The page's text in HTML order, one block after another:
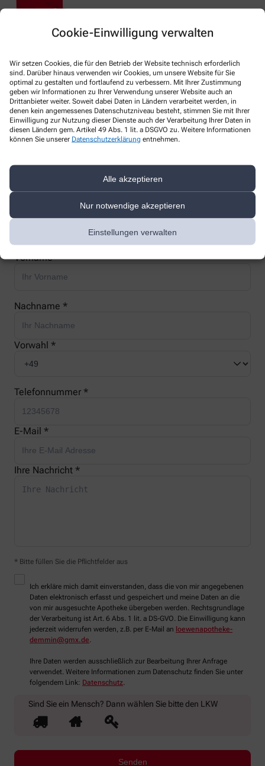
Cookie-Einwilligung verwalten
Wir setzen Cookies, die für den Betrieb der Website technisch erforderlich
sind. Darüber hinaus verwenden wir Cookies, um unsere Website für Sie
optimal zu gestalten und fortlaufend zu verbessern. Mit Ihrer Zustimmung
geben wir Informationen zu Ihrer Verwendung unserer Website auch an
Drittanbieter weiter. Soweit dabei Daten in Ländern verarbeitet werden, in
denen kein angemessenes Datenschutzniveau besteht, stimmen Sie mit Ihrer
Einwilligung zur Nutzung dieser Dienste auch der Verarbeitung Ihrer Daten in
diesen Ländern gem. Artikel 49 Abs. 1 lit. a DSGVO zu. Weitere Informationen
können Sie unserer Datenschutzerklärung entnehmen.
Alle akzeptieren
Nur notwendige akzeptieren
Einstellungen verwalten
Nachweis Ihrer Befreiung
Wenn Sie einen Ausweis über die Befreiung der gesetzlichen
Zuzahlung haben, können wir diese Info speichern und Sie
müssen Ihren Ausweis nicht immer vorzeigen.
Jetzt schnell und einfach online beantragen und beim nächsten
Besuch bei uns in der Apotheke abholen.
Anrede
Vorname *
Nachname *
Vorwahl *
Telefonnummer *
E-Mail *
Ihre Nachricht *
* Bitte füllen Sie die Pflichtfelder aus
Ich erkläre mich damit einverstanden, dass die von mir angegebenen
Daten elektronisch erfasst und gespeichert und meine Daten an die
von mir ausgesuchte Apotheke übergeben werden. Rechtsgrundlage
der Verarbeitung ist Art. 6 Abs. 1 lit. a DS-GVO. Die Einwilligung kann
jederzeit widerrufen werden, z.B. per E-Mail an loewenapotheke-
demmin@gmx.de.
Ihre Daten werden ausschließlich zur Bearbeitung Ihrer Anfrage
verwendet. Weitere Informationen zum Datenschutz finden Sie unter
folgendem Link: Datenschutz.
Sind Sie ein Mensch? Dann wählen Sie bitteden LKW